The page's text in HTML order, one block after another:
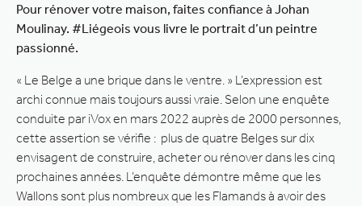
Pour rénover votre maison, faites confiance à Johan
Moulinay. #Liégeois vous livre le portrait d’un peintre
passionné.
« Le Belge a une brique dans le ventre. » L’expression est
archi connue mais toujours aussi vraie. Selon une enquête
conduite par iVox en mars 2022 auprès de 2000 personnes,
cette assertion se vérifie : plus de quatre Belges sur dix
envisagent de construire, acheter ou rénover dans les cinq
prochaines années. L’enquête démontre même que les
Wallons sont plus nombreux que les Flamands à avoir des